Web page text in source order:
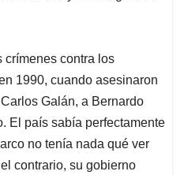
crímenes contra los
1990, cuando asesinaron
Galán, a Bernardo
El país sabía perfectamente
no tenía nada qué ver
contrario, su gobierno